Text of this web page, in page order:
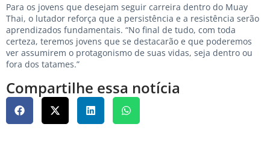
Para os jovens que desejam seguir carreira dentro do Muay
Thai, o lutador reforça que a persistência e a resistência serão
aprendizados fundamentais. “No final de tudo, com toda
certeza, teremos jovens que se destacarão e que poderemos
ver assumirem o protagonismo de suas vidas, seja dentro ou
fora dos tatames.”
Compartilhe essa notícia